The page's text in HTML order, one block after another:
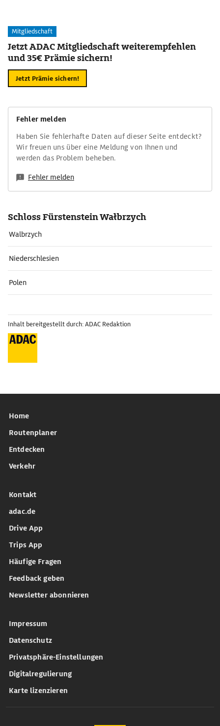
Mitgliedschaft
Jetzt ADAC Mitgliedschaft weiterempfehlen
und 35€ Prämie sichern!
Jetzt Prämie sichern!
Fehler melden
Haben Sie fehlerhafte Daten auf dieser Seite entdeckt?
Wir freuen uns über eine Meldung von Ihnen und
werden das Problem beheben.
Fehler melden
Schloss Fürstenstein Wałbrzych
Walbrzych
Niederschlesien
Polen
Inhalt bereitgestellt durch: ADAC Redaktion
Home
Routenplaner
Entdecken
Verkehr
Kontakt
adac.de
Drive App
Trips App
Häufige Fragen
Feedback geben
Newsletter abonnieren
Impressum
Datenschutz
Privatsphäre-Einstellungen
Digitalregulierung
Karte lizenzieren